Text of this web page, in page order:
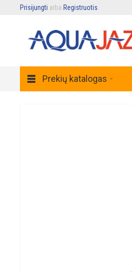
Prisijungti arba Registruotis
Prekių katalogas